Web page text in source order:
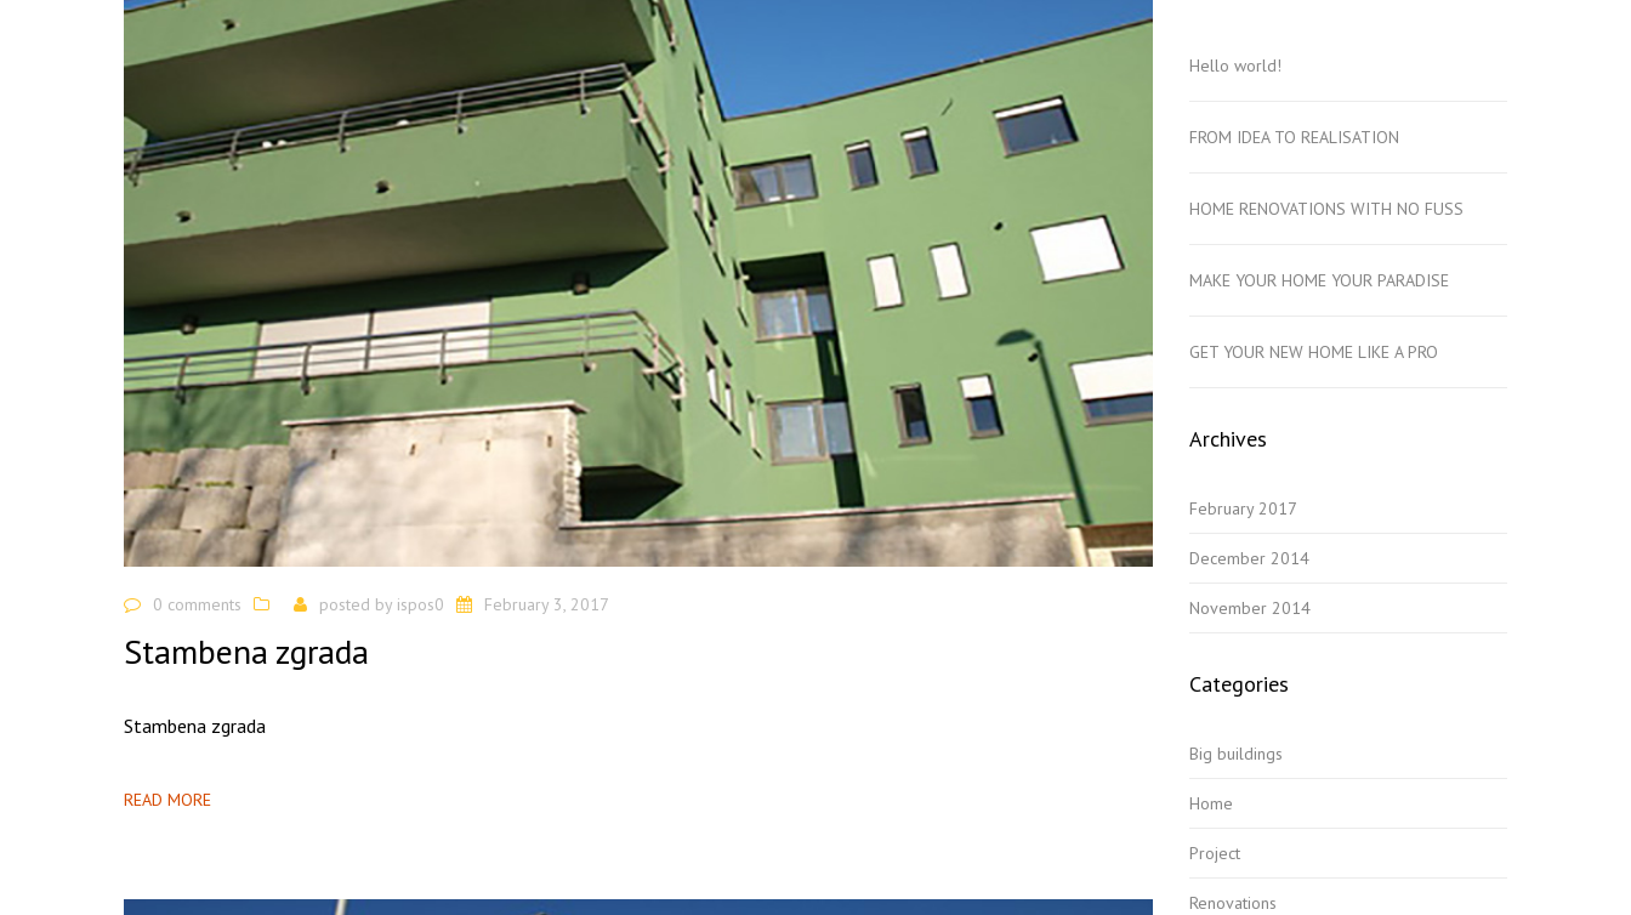
0 comments posted by ispos0 February 3, 2017
Stambena zgrada
Stambena zgrada
READ MORE
Hello world!
FROM IDEA TO REALISATION
HOME RENOVATIONS WITH NO FUSS
MAKE YOUR HOME YOUR PARADISE
GET YOUR NEW HOME LIKE A PRO
Archives
February 2017
December 2014
November 2014
Categories
Big buildings
Home
Project
Renovations